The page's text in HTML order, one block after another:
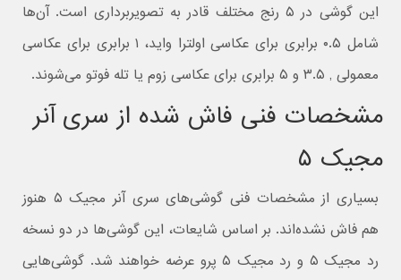
این گوشی در ۵ رنج مختلف قادر به تصویربرداری است. آن‌ها
شامل ۰.۵ برابری برای عکاسی اولترا واید، ۱ برابری برای عکاسی
معمولی , ۳.۵ و ۵ برابری برای عکاسی زوم یا تله فوتو می‌شوند.
مشخصات فنی فاش شده از سری آنر
مجیک ۵
بسیاری از مشخصات فنی گوشی‌های سری آنر مجیک ۵ هنوز
هم فاش نشده‌اند. بر اساس شایعات، این گوشی‌ها در دو نسخه
رد مجیک ۵ و رد مجیک ۵ پرو عرضه خواهند شد. گوشی‌هایی